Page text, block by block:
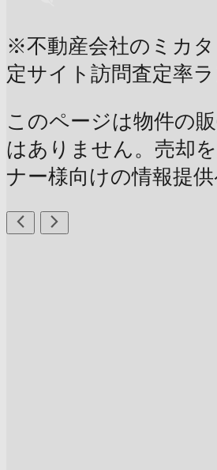
※不動産会社のミカタ
定サイト訪問査定率
このページは物件の
はありません。売却
ナー様向けの情報提供